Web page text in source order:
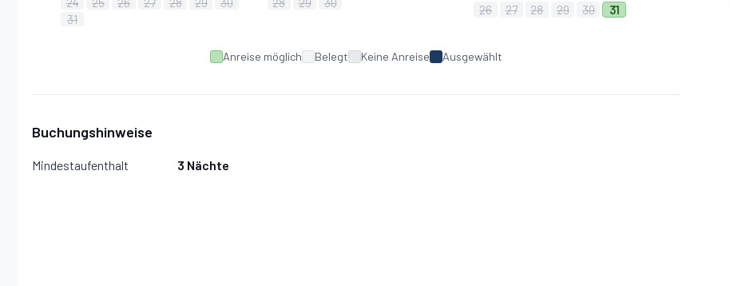
Saunanutzung pro Münze: 17,00 € pro Stück
Ortstaxe (ab 15 Jahre): 3,20 € pro Person/Nacht
31
26
27 28 29 30 31
Anreise möglich Belegt Keine Anreise Ausgewählt
Buchungshinweise
Mindestaufenthalt 3 Nächte